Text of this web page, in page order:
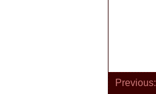
Previous: